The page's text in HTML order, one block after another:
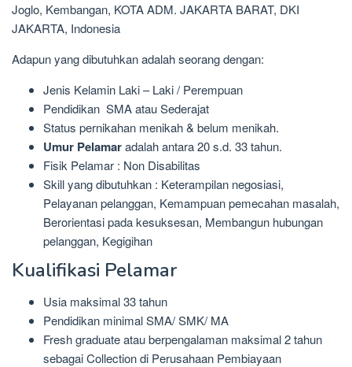
Joglo, Kembangan, KOTA ADM. JAKARTA BARAT, DKI
JAKARTA, Indonesia
Adapun yang dibutuhkan adalah seorang dengan:
Jenis Kelamin Laki – Laki / Perempuan
Pendidikan SMA atau Sederajat
Status pernikahan menikah & belum menikah.
Umur Pelamaradalah antara 20 s.d. 33 tahun.
Fisik Pelamar : Non Disabilitas
Skill yang dibutuhkan : Keterampilan negosiasi,
Pelayanan pelanggan, Kemampuan pemecahan masalah,
Berorientasi pada kesuksesan, Membangun hubungan
pelanggan, Kegigihan
Kualifikasi Pelamar
Usia maksimal 33 tahun
Pendidikan minimal SMA/ SMK/ MA
Fresh graduate atau berpengalaman maksimal 2 tahun
sebagai Collection di Perusahaan Pembiayaan